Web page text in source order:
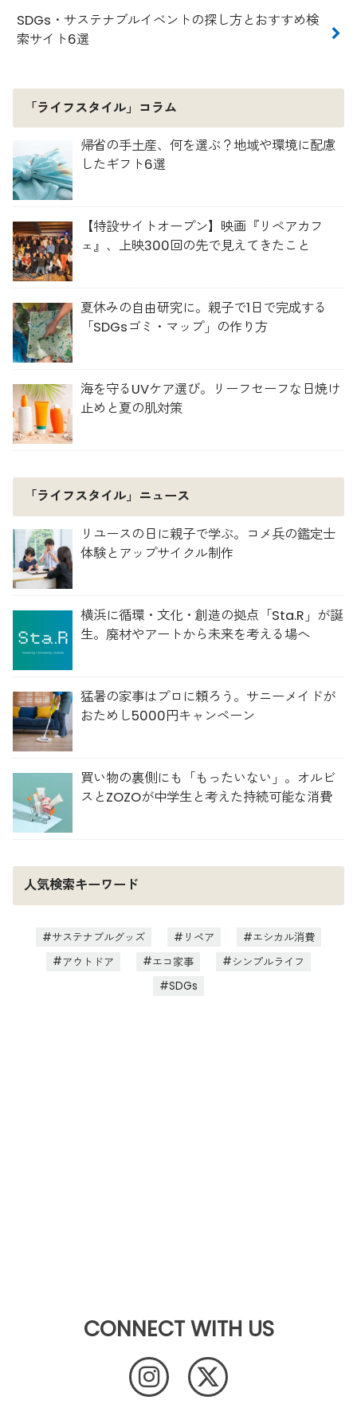
SDGs・サステナブルイベントの探し方とおすすめ検
索サイト6選
「ライフスタイル」コラム
帰省の手土産、何を選ぶ？地域や環境に配慮
したギフト6選
【特設サイトオープン】映画『リペアカフ
ェ』、上映300回の先で見えてきたこと
夏休みの自由研究に。親子で1日で完成する
「SDGsゴミ・マップ」の作り方
海を守るUVケア選び。リーフセーフな日焼け
止めと夏の肌対策
「ライフスタイル」ニュース
リユースの日に親子で学ぶ。コメ兵の鑑定士
体験とアップサイクル制作
横浜に循環・文化・創造の拠点「Sta.R」が誕
生。廃材やアートから未来を考える場へ
猛暑の家事はプロに頼ろう。サニーメイドが
おためし5000円キャンペーン
買い物の裏側にも「もったいない」。オルビ
スとZOZOが中学生と考えた持続可能な消費
人気検索キーワード
サステナブルグッズ リペア
エシカル消費
アウトドア
エコ家事
シンプルライフ
SDGs
CONNECT WITH US